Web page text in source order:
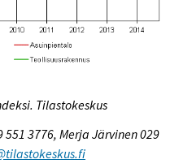
Tilastokeskus
3776, Merja Järvinen 029